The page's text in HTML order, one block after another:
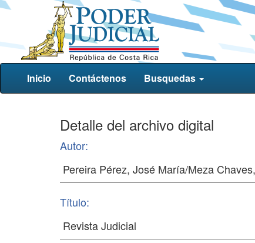
Inicio Contáctenos Busquedas
Detalle del archivo digital
Autor:
Título: